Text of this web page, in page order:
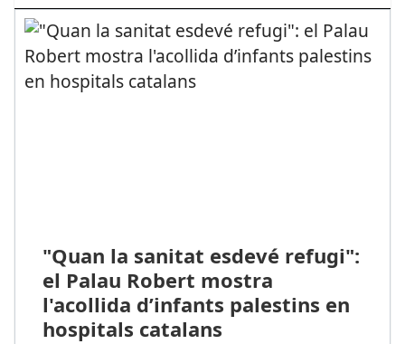
"Quan la sanitat esdevé refugi":
el Palau Robert mostra
l'acollida d’infants palestins en
hospitals catalans